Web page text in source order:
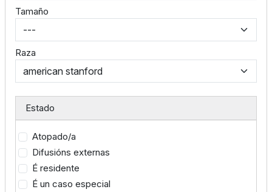
Tamaño
Raza
Estado
Atopado/a
Difusións externas
É residente
É un caso especial